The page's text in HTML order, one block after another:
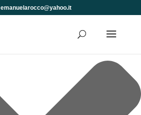
emanuelarocco@yahoo.it